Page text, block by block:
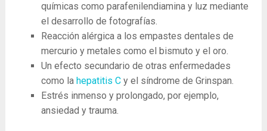
químicas como parafenilendiamina y luz mediante
el desarrollo de fotografías.
Reacción alérgica a los empastes dentales de
mercurio y metales como el bismuto y el oro.
Un efecto secundario de otras enfermedades
como la hepatitis Cy el síndrome de Grinspan.
Estrés inmenso y prolongado, por ejemplo,
ansiedad y trauma.